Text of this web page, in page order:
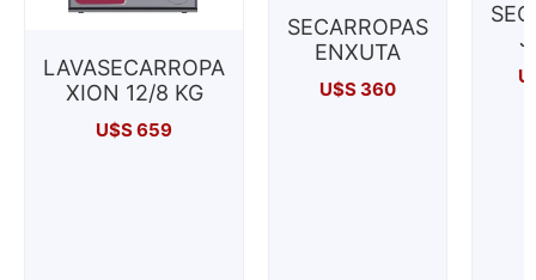
LAVASECARROPA
XION 12/8 KG
U$S659
SECARROPAS
ENXUTA
U$S 360